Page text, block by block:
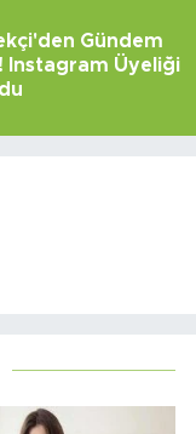
Gündem
Instagram Üyeliği